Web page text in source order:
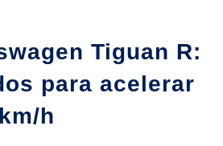
Tiguan R:
para acelerar
h